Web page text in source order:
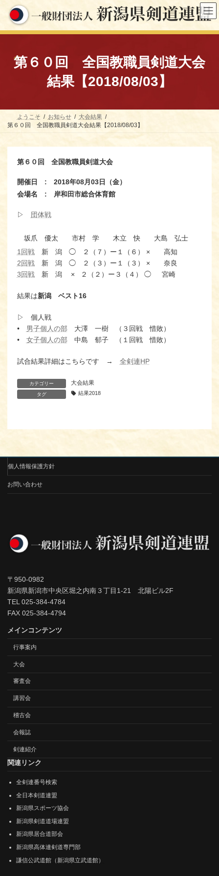
ン
ー
第６０回 全国教職員剣道大会
結果【2018/08/03】
ようこそ お知らせ
大会結果
第６０回 全国教職員剣道大会結果【2018/08/03】
第６０回 全国教職員剣道大会
開催日 : 2018年08月03日（金）
会場名 : 岸和田市総合体育館
▷ 団体戦
坂爪 優太 市村 学 木立 快 大島 弘士
1回戦新 潟 ◯ ２（７）ー１（６） × 高知
2回戦新 潟 ◯ ２（３）ー１（３） × 奈良
3回戦新 潟 × ２（２）ー３（４） ◯ 宮崎
結果は新潟 ベスト16
▷ 個人戦
• 男子個人の部 大澤 一樹 （３回戦 惜敗）
• 女子個人の部 中島 郁子 （１回戦 惜敗）
試合結果詳細はこちらです → 全剣連HP
カテゴリー 大会結果
タグ 結果2018
個人情報保護方針
お問い合わせ
〒950-0982
新潟県新潟市中央区堀之内南３丁目1-21 北陽ビル2F
TEL 025-384-4784
FAX 025-384-4794
メインコンテンツ
行事案内
大会
審査会
講習会
稽古会
会報誌
剣連紹介
関連リンク
全剣連番号検索
全日本剣道連盟
新潟県スポーツ協会
新潟県剣道道場連盟
新潟県居合道部会
新潟県高体連剣道専門部
謙信公武道館（新潟県立武道館）